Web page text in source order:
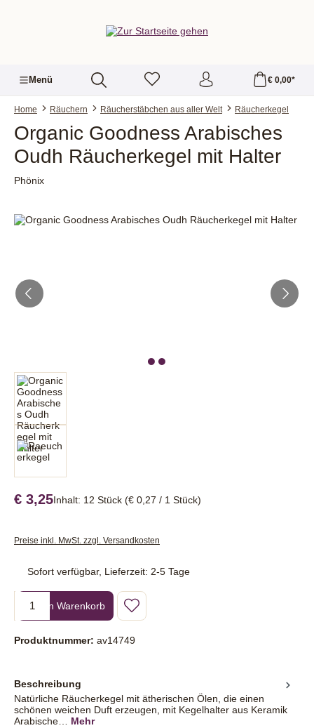
Menü € 0,00*
Home Räuchern Räucherstäbchen aus aller Welt Räucherkegel
Organic Goodness Arabisches
Oudh Räucherkegel mit Halter
Phönix
Bildergalerie überspringen
€ 3,25Inhalt: 12 Stück (€ 0,27 / 1 Stück)
Preise inkl. MwSt. zzgl. Versandkosten
Sofort verfügbar, Lieferzeit: 2-5 Tage
Produkt Anzahl: Gib den gewünschten Wert ein oder benutze die
In den Warenkorb
Produktnummer: av14749
Beschreibung
Natürliche Räucherkegel mit ätherischen Ölen, die einen
schönen weichen Duft erzeugen, mit Kegelhalter aus Keramik
Arabische… Mehr